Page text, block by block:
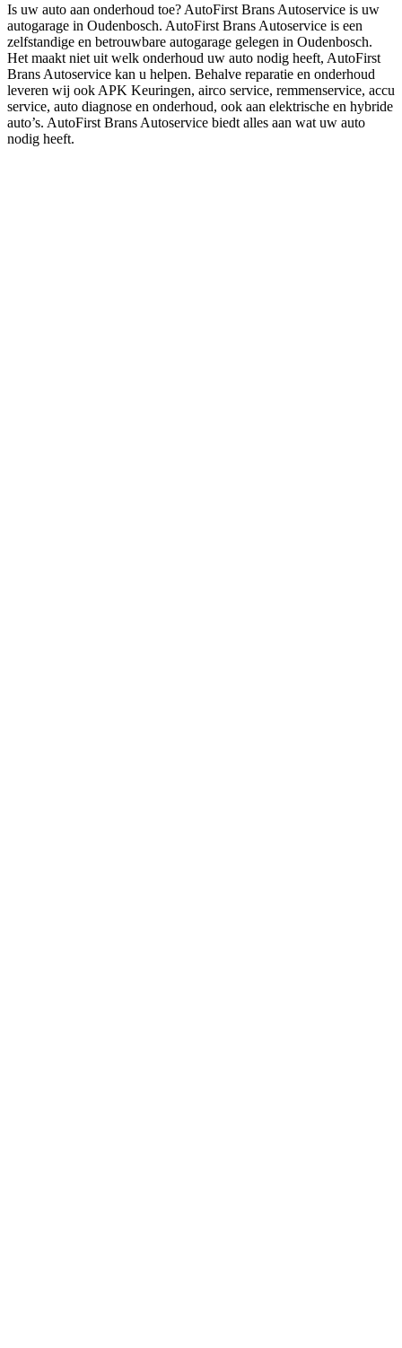
Is uw auto aan onderhoud toe? AutoFirst Brans Autoservice is uw
autogarage in Oudenbosch. AutoFirst Brans Autoservice is een
zelfstandige en betrouwbare autogarage gelegen in Oudenbosch.
Het maakt niet uit welk onderhoud uw auto nodig heeft, AutoFirst
Brans Autoservice kan u helpen. Behalve reparatie en onderhoud
leveren wij ook APK Keuringen, airco service, remmenservice, accu
service, auto diagnose en onderhoud, ook aan elektrische en hybride
auto’s. AutoFirst Brans Autoservice biedt alles aan wat uw auto
nodig heeft.